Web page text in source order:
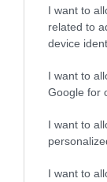
I want to
related to
device
I want to
Google for
I want to
I want to
eleganza
Costituzionale.
l’attitudine ad
La morale di
è incompatibile
importante con
verso il baratro.
L’ignoranza è